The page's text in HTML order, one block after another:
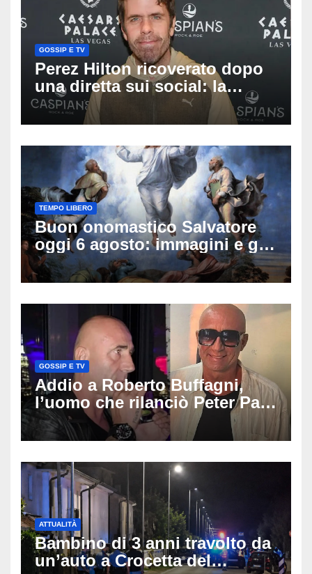
GOSSIP E TV
Perez Hilton ricoverato dopo
una diretta sui social: la
famiglia rompe il silenzio
sulle sue condizioni
TEMPO LIBERO
Buon onomastico Salvatore
oggi 6 agosto: immagini e gif
di auguri da condividere
GOSSIP E TV
Addio a Roberto Buffagni,
l’uomo che rilanciò Peter Pan
e Villa delle Rose: aveva 59
anni
ATTUALITÀ
Bambino di 3 anni travolto da
un’auto a Crocetta del